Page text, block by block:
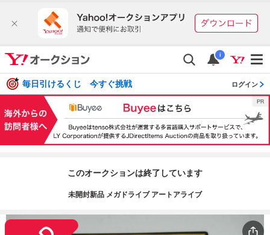
i
毎日引けるくじ 今すぐ挑戦 ログイン
このオークションは終了しています
未開封新品 メガドライブ アートアライブ